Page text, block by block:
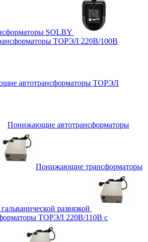
SOLBY
ТОРЭЛ 220В/100В
автотрансформаторы ТОРЭЛ
Понижающие автотрансформаторы
Понижающие трансформаторы
развязкой
ТОРЭЛ 220В/110В с